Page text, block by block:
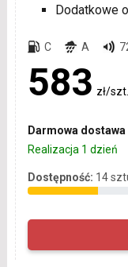
Dodatkowe
C A
583 zł/szt.
Darmowa dostawa
Realizacja 1 dzień
Dostępność: 14